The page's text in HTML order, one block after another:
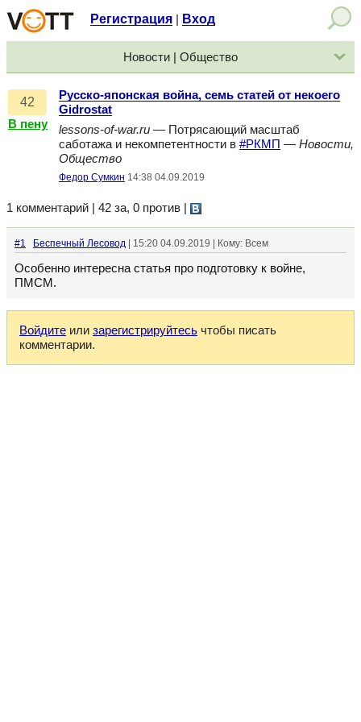
Регистрация Вход
Новости | Общество
42
В пену
Русско-японская война, семь статей от некоего
Gidrostat
lessons-of-war.ru — Потрясающий масштаб
саботажа и некомпетентности в #РКМП — Новости,
Общество
Федор Сумкин 14:38 04.09.2019
1 комментарий | 42 за, 0 против
#1 Беспечный Лесовод | 15:20 04.09.2019 | Кому: Всем
Особенно интересна статья про подготовку к войне,
ПМСМ.
Войдите или зарегистрируйтесь чтобы писать
комментарии.